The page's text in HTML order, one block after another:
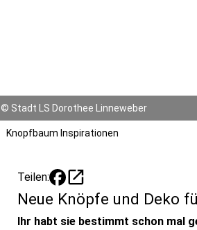
© Stadt LS Dorothee Linneweber
Knopfbaum Inspirationen
Teilen: open_in_new
Neue Knöpfe und Deko
Ihr habt sie bestimmt schon mal